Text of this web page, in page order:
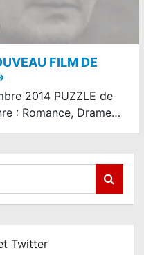
FILM DE
2014 PUZZLE de
: Romance, Drame…
Twitter